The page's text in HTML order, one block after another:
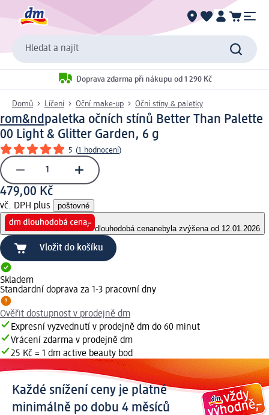
Hledat a najít
Doprava zdarma při nákupu od 1 290 Kč
Domů Líčení Oční make-up Oční stíny & paletky
rom&ndpaletka očních stínů Better Than Palette
00 Light & Glitter Garden, 6 g
5 (1 hodnocení)
479,00 Kč
vč. DPH plus poštovné
dlouhodobá cenanebyla zvýšena od 12.01.2026
Vložit do košíku
Skladem
Standardní doprava za 1-3 pracovní dny
Ověřit dostupnost v prodejně dm
Expresní vyzvednutí v prodejně dm do 60 minut
Vrácení zdarma v prodejně dm
25 Kč = 1 dm active beauty bod
Každé snížení ceny je platné
minimálně po dobu 4 měsíců